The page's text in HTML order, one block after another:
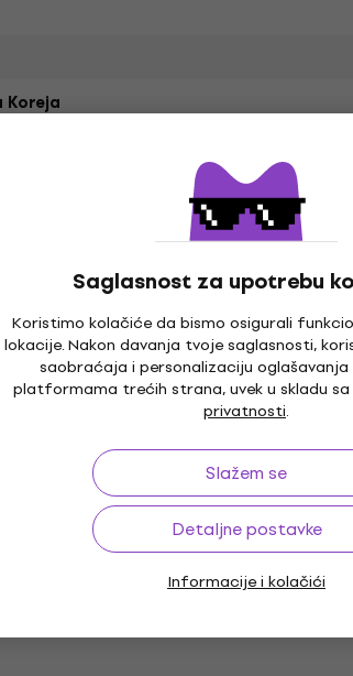
Saglasnost za upotrebu
Koristimo kolačiće da bismo osigurali
lokacije. Nakon davanja tvoje saglasnosti,
saobraćaja i personalizaciju oglašavanja
platformama trećih strana, uvek u skladu
privatnosti.
Slažem se
Detaljne postavke
Informacije i kolačići
Koreja